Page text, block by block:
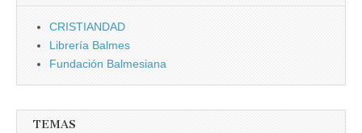
CRISTIANDAD
Librería Balmes
Fundación Balmesiana
TEMAS